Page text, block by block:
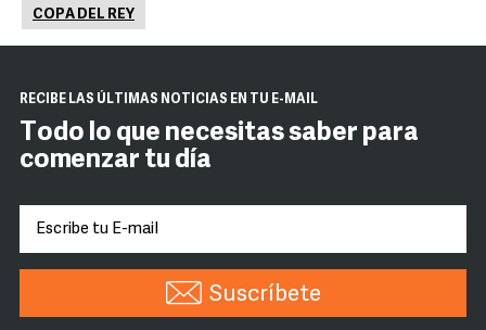
COPA DEL REY
RECIBE LAS ÚLTIMAS NOTICIAS EN TU E-MAIL
Todo lo que necesitas saber para
comenzar tu día
Suscríbete